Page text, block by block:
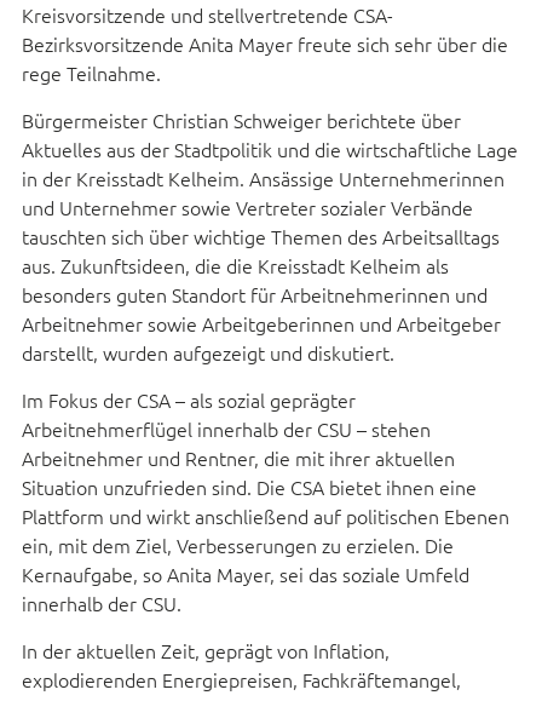
Kreisvorsitzende und stellvertretende CSA-
Bezirksvorsitzende Anita Mayer freute sich sehr über die
rege Teilnahme.
Bürgermeister Christian Schweiger berichtete über
Aktuelles aus der Stadtpolitik und die wirtschaftliche Lage
in der Kreisstadt Kelheim. Ansässige Unternehmerinnen
und Unternehmer sowie Vertreter sozialer Verbände
tauschten sich über wichtige Themen des Arbeitsalltags
aus. Zukunftsideen, die die Kreisstadt Kelheim als
besonders guten Standort für Arbeitnehmerinnen und
Arbeitnehmer sowie Arbeitgeberinnen und Arbeitgeber
darstellt, wurden aufgezeigt und diskutiert.
Im Fokus der CSA – als sozial geprägter
Arbeitnehmerflügel innerhalb der CSU – stehen
Arbeitnehmer und Rentner, die mit ihrer aktuellen
Situation unzufrieden sind. Die CSA bietet ihnen eine
Plattform und wirkt anschließend auf politischen Ebenen
ein, mit dem Ziel, Verbesserungen zu erzielen. Die
Kernaufgabe, so Anita Mayer, sei das soziale Umfeld
innerhalb der CSU.
In der aktuellen Zeit, geprägt von Inflation,
explodierenden Energiepreisen, Fachkräftemangel,